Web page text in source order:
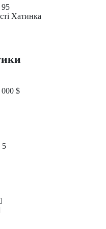
Хатинка
000 $
5